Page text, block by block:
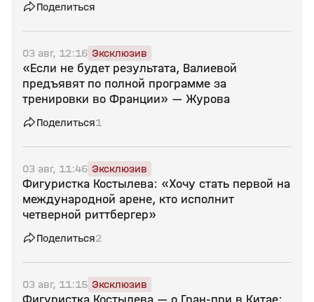
Поделиться
03 авг, 12:16 Эксклюзив
«Если не будет результата, Валиевой
предъявят по полной программе за
тренировки во Франции» — Журова
Поделиться1
03 авг, 11:46 Эксклюзив
Фигуристка Костылева: «Хочу стать первой на
международной арене, кто исполнит
четверной риттбергер»
Поделиться2
03 авг, 11:15 Эксклюзив